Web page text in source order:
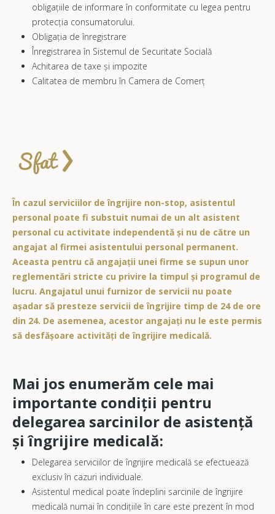
obligațiile de informare în conformitate cu legea pentru
protecția consumatorului.
Obligația de înregistrare
Înregistrarea în Sistemul de Securitate Socială
Achitarea de taxe și impozite
Calitatea de membru în Camera de Comerț
În cazul serviciilor de îngrijire non-stop, asistentul
personal poate fi substuit numai de un alt asistent
personal cu activitate independentă și nu de către un
angajat al firmei asistentului personal permanent.
Aceasta pentru că angajații unei firme se supun unor
reglementări stricte cu privire la timpul și programul de
lucru. Angajatul unui furnizor de servicii nu poate
așadar să presteze servicii de îngrijire timp de 24 de ore
din 24. De asemenea, acestor angajați nu le este permis
să desfășoare activități de îngrijire medicală.
Mai jos enumerăm cele mai
importante condiții pentru
delegarea sarcinilor de asistență
și îngrijire medicală:
Delegarea serviciilor de îngrijire medicală se efectuează
exclusiv în cazuri individuale.
Asistentul medical poate îndeplini sarcinile de îngrijire
medicală numai în condițiile în care este prezent în mod